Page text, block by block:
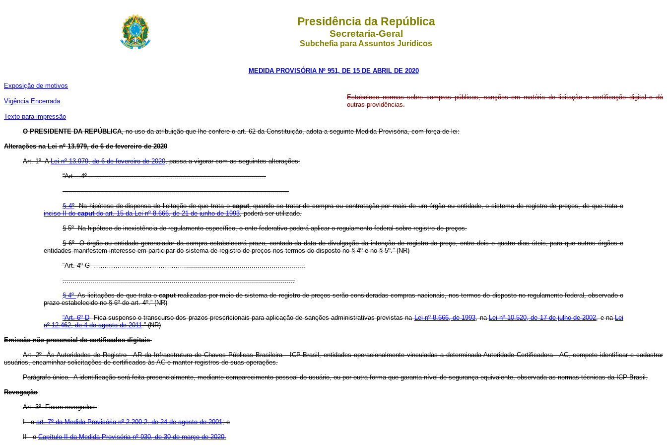
Presidência da República
Secretaria-Geral
Subchefia para Assuntos Jurídicos
MEDIDA PROVISÓRIA Nº 951, DE 15 DE ABRIL DE 2020
Exposição de motivos
Vigência Encerrada
Texto para impressão
Estabelece normas sobre compras públicas, sanções em matéria de licitação e certificação digital e dá
outras providências.
O PRESIDENTE DA REPÚBLICA, no uso da atribuição que lhe confere o art. 62 da Constituição, adota a seguinte Medida Provisória, com força de lei:
Alterações na Lei nº 13.979, de 6 de fevereiro de 2020
Art. 1º ALei nº 13.979, de 6 de fevereiro de 2020, passa a vigorar com as seguintes alterações:
“Art....4º …………………………………...............................................
..................................................................................................................
§ 4ºNa hipótese de dispensa de licitação de que trata ocaput, quando se tratar de compra ou contratação por mais de um órgão ou entidade, o sistema de registro de preços, de que trata o
inciso II docaputdo art. 15 da Lei nº 8.666, de 21 de junho de 1993, poderá ser utilizado.
§ 5º Na hipótese de inexistência de regulamento específico, o ente federativo poderá aplicar o regulamento federal sobre registro de preços.
§ 6º O órgão ou entidade gerenciador da compra estabelecerá prazo, contado da data de divulgação da intenção de registro de preço, entre dois e quatro dias úteis, para que outros órgãos e
entidades manifestem interesse em participar do sistema de registro de preços nos termos do disposto no § 4º e no § 5º.” (NR)
“Art. 4º-G …………………………………….............................................................
.....................................................................................................................
§ 4ºAs licitações de que trata ocaputrealizadas por meio de sistema de registro de preços serão consideradas compras nacionais, nos termos do disposto no regulamento federal, observado o
prazo estabelecido no § 6º do art. 4º.” (NR)
“Art. 6º-DFica suspenso o transcurso dos prazos prescricionais para aplicação de sanções administrativas previstas naLei nº 8.666, de 1993, naLei nº 10.520, de 17 de julho de 2002, e naLei
nº 12.462, de 4 de agosto de 2011.” (NR)
Emissão não presencial de certificados digitais
Art. 2º Às Autoridades de Registro - AR da Infraestrutura de Chaves Públicas Brasileira - ICP-Brasil, entidades operacionalmente vinculadas a determinada Autoridade Certificadora - AC, compete identificar e cadastrar
usuários, encaminhar solicitações de certificados às AC e manter registros de suas operações.
Parágrafo único. A identificação será feita presencialmente, mediante comparecimento pessoal do usuário, ou por outra forma que garanta nível de segurança equivalente, observada as normas técnicas da ICP-Brasil.
Revogação
Art. 3º Ficam revogados:
I - oart. 7º da Medida Provisória nº 2.200-2, de 24 de agosto de 2001; e
II - oCapítulo II da Medida Provisória nº 930, de 30 de março de 2020.